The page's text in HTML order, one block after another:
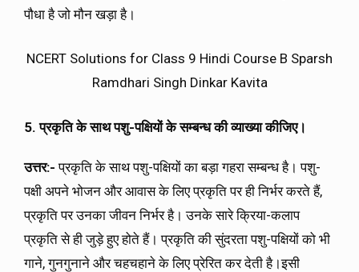
पौधा है जो मौन खड़ा है।
NCERT Solutions for Class 9 Hindi Course B Sparsh
Ramdhari Singh Dinkar Kavita
5. प्रकृति के साथ पशु-पक्षियों के सम्बन्ध की व्याख्या कीजिए।
उत्तर:-प्रकृति के साथ पशु-पक्षियों का बड़ा गहरा सम्बन्ध है। पशु-
पक्षी अपने भोजन और आवास के लिए प्रकृति पर ही निर्भर करते हैं,
प्रकृति पर उनका जीवन निर्भर है। उनके सारे क्रिया-कलाप
प्रकृति से ही जुड़े हुए होते हैं। प्रकृति की सुंदरता पशु-पक्षियों को भी
गाने, गुनगुनाने और चहचहाने के लिए प्रेरित कर देती है।इसी